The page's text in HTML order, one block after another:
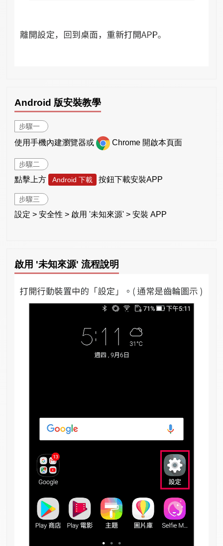
Android 版安裝教學
步驟一
使用手機內建瀏覽器或 Chrome 開啟本頁面
步驟二
點擊上方 Android 下載 按鈕下載安裝APP
步驟三
設定 > 安全性 > 啟用 '未知來源' > 安裝 APP
啟用 '未知來源' 流程說明